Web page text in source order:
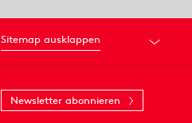
Sitemap ausklappen
Newsletter abonnieren